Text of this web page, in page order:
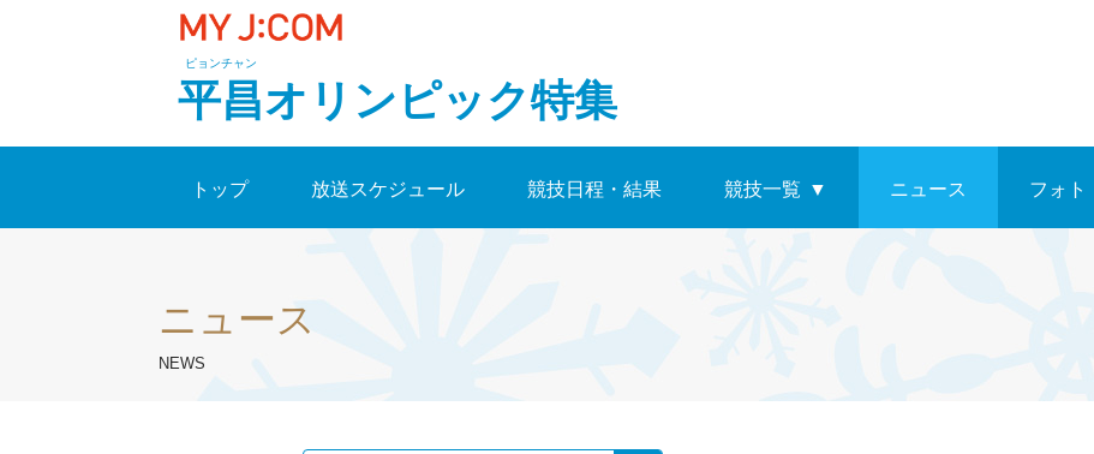
ピョンチャン
平昌オリンピック特集
トップ 放送スケジュール 競技日程・結果 競技一覧 ▼ ニュース フォト
ニュース
NEWS